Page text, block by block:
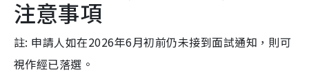
注意事項
註: 申請人如在2026年6月初前仍未接到面試通知，則可
視作經已落選。